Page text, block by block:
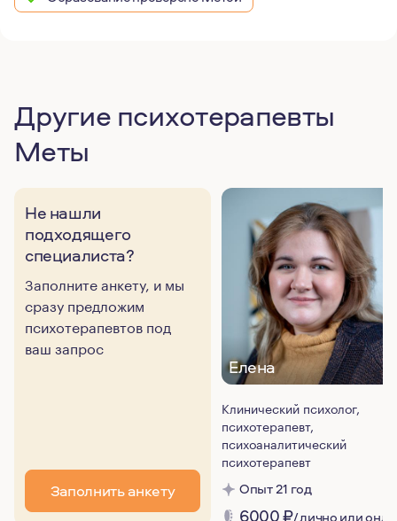
Другие психотерапевты
Меты
Не нашли
подходящего
специалиста?
Заполните анкету, и мы
сразу предложим
психотерапевтов под
ваш запрос
Заполнить анкету
Елена
Клинический психолог,
психотерапевт,
психоаналитический
психотерапевт
Опыт 21 год
6000₽/ лично или